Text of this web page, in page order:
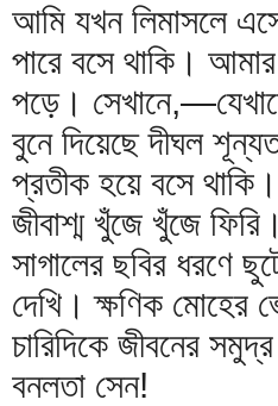
আমি যখন লিমাসলে
পারে বসে থাকি।
পড়ে।
বুনে দিয়েছে দীঘল
প্রতীক হয়ে বসে
জীবাশ্ম খুঁজে খুঁজে
সাগালের ছবির ধরণে
দেখি। ক্ষণিক মোহের
চারিদিকে জীবনের
বনলতা সেন!